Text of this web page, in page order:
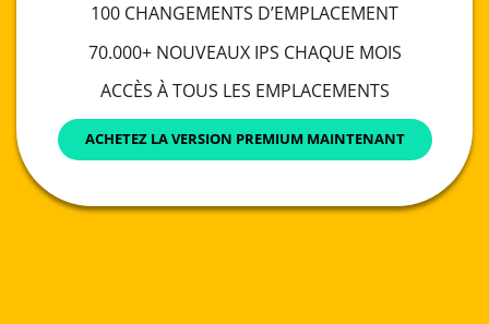
100 CHANGEMENTS D’EMPLACEMENT
70.000+ NOUVEAUX IPS CHAQUE MOIS
ACCÈS À TOUS LES EMPLACEMENTS
ACHETEZ LA VERSION PREMIUM MAINTENANT